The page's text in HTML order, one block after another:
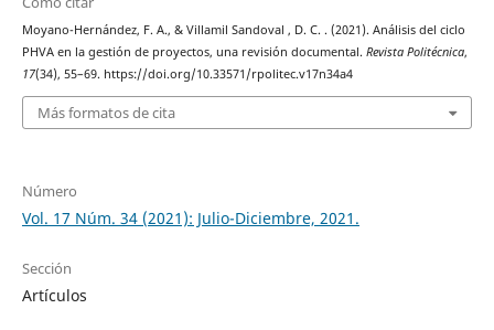
Moyano-Hernández, F. A., & Villamil Sandoval , D. C. . (2021). Análisis del ciclo
PHVA en la gestión de proyectos, una revisión documental. Revista Politécnica,
17(34), 55–69. https://doi.org/10.33571/rpolitec.v17n34a4
Más formatos de cita
Número
Vol. 17 Núm. 34 (2021): Julio-Diciembre, 2021.
Sección
Artículos